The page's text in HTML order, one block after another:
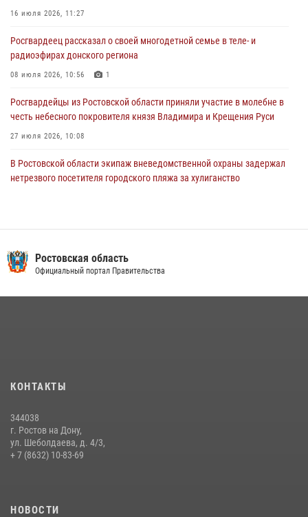
Конкурс профессионального мастерства взрывотехников прошел в
15 июля 2026, 06:39
16 июля 2026, 11:27
Росгвардеец рассказал о своей многодетной семье в теле- и
радиоэфирах донского региона
08 июля 2026, 10:56 1
Росгвардейцы из Ростовской области приняли участие в молебне в
честь небесного покровителя князя Владимира и Крещения Руси
27 июля 2026, 10:08
В Ростовской области экипаж вневедомственной охраны задержал
нетрезвого посетителя городского пляжа за хулиганство
29 июля 2026, 11:35
В Ростовской области сотрудники Росгвардии познакомили
воспитанников детского сада со своей службой
09 июля 2026, 13:58
Ростовская область
Официальный портал Правительства
КОНТАКТЫ
344038
г. Ростов на Дону,
ул. Шеболдаева, д. 4/3,
+ 7 (8632) 10-83-69
НОВОСТИ